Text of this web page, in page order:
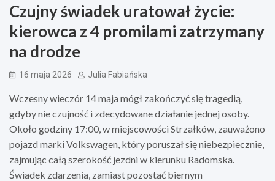
Czujny świadek uratował życie:
kierowca z 4 promilami zatrzymany
na drodze
16 maja 2026 Julia Fabiańska
Wczesny wieczór 14 maja mógł zakończyć się tragedią,
gdyby nie czujność i zdecydowane działanie jednej osoby.
Około godziny 17:00, w miejscowości Strzałków, zauważono
pojazd marki Volkswagen, który poruszał się niebezpiecznie,
zajmując całą szerokość jezdni w kierunku Radomska.
Świadek zdarzenia, zamiast pozostać biernym